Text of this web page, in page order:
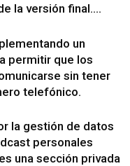
la versión final....
un
permitir que los
sin tener
telefónico.
la gestión de datos
personales
una sección privada